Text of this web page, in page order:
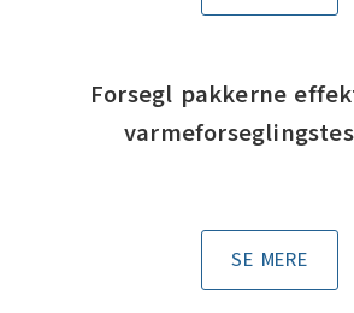
Forsegl pakkerne
SE MERE